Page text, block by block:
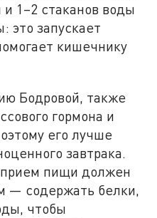
1–2 стаканов воды
это запускает
кишечнику
Бодровой, также
гормона и
его лучше
завтрака.
пищи должен
— содержать белки,
чтобы